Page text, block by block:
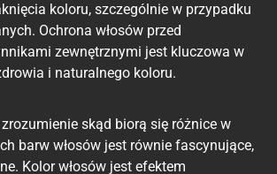
koloru, szczególnie w przypadku
Ochrona włosów przed
zewnętrznymi jest kluczowa w
i naturalnego koloru.
skąd biorą się różnice w
barw włosów jest równie fascynujące,
Kolor włosów jest efektem